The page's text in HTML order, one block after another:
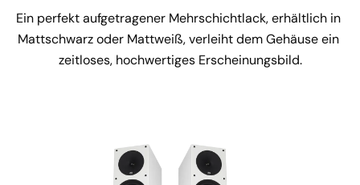
Ein perfekt aufgetragener Mehrschichtlack, erhältlich in
Mattschwarz oder Mattweiß, verleiht dem Gehäuse ein
zeitloses, hochwertiges Erscheinungsbild.